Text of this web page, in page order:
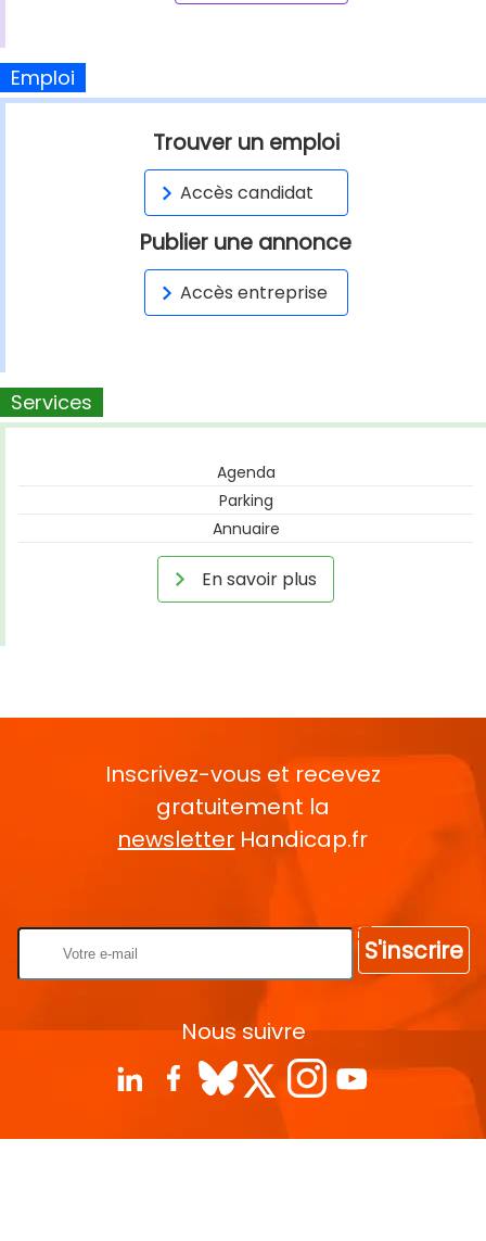
Emploi
Trouver un emploi
Accès candidat
Publier une annonce
Accès entreprise
Services
Agenda
Parking
Annuaire
En savoir plus
Inscrivez-vous et recevez
gratuitement la
newsletter Handicap.fr
S'inscrire
Nous suivre